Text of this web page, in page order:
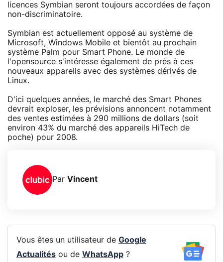
licences Symbian seront toujours accordées de façon
non-discriminatoire.
Symbian est actuellement opposé au système de
Microsoft, Windows Mobile et bientôt au prochain
système Palm pour Smart Phone. Le monde de
l'opensource s'intéresse également de près à ces
nouveaux appareils avec des systèmes dérivés de
Linux.
D'ici quelques années, le marché des Smart Phones
devrait exploser, les prévisions annoncent notamment
des ventes estimées à 290 millions de dollars (soit
environ 43% du marché des appareils HiTech de
poche) pour 2008.
Par Vincent
Vous êtes un utilisateur de Google
Actualitésou de WhatsApp?